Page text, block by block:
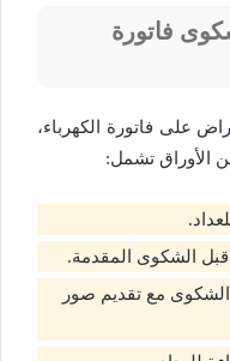
فاتورة
على فاتورة الكهرباء،
الأوراق تشمل:
قبل الشكوى المقدمة.
مع تقديم صور